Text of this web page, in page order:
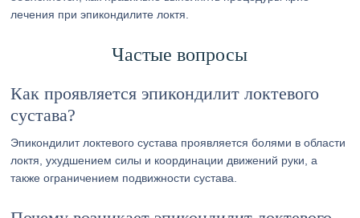
лечения при эпикондилите локтя.
Частые вопросы
Как проявляется эпикондилит локтевого
сустава?
Эпикондилит локтевого сустава проявляется болями в области
локтя, ухудшением силы и координации движений руки, а
также ограничением подвижности сустава.